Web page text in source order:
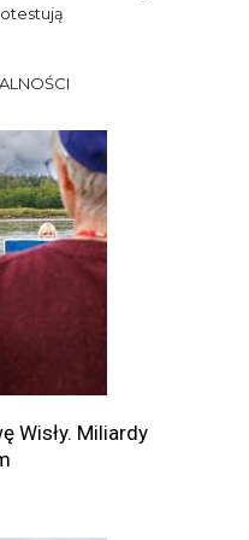
Wisły. Miliardy